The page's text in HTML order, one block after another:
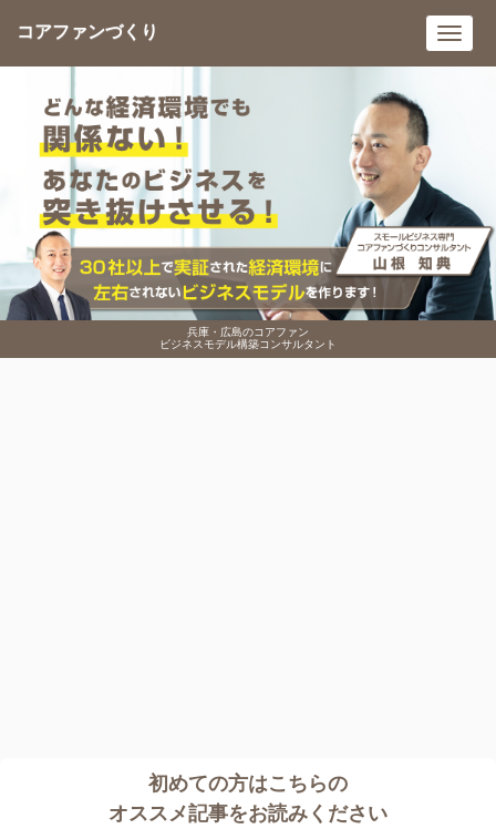
兵庫・広島のコアファン
ビジネスモデル構築コンサルタント
コアファンづくり
初めての方はこちらの
オススメ記事をお読みください